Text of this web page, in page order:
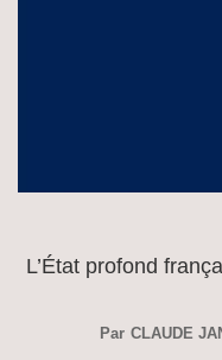
L’État profond
Par CLAUDE